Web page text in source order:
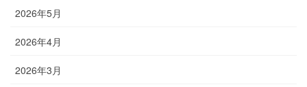
2026年5月
2026年4月
2026年3月